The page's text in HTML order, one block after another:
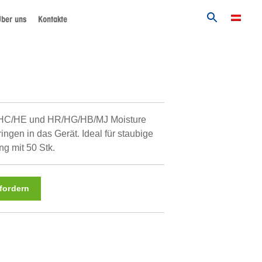
uns Kontakte
HE und HR/HG/HB/MJ Moisture
in das Gerät. Ideal für staubige
mit 50 Stk.